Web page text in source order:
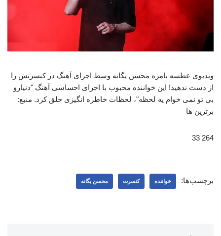
ویدیوی عطسه بامزه محسن یگانه وسط اجرای آهنگ در کنسرتش را
از دست ندهید! این خواننده محبوب با اجرای احساسی آهنگ "دنیارو
بی تو نمی خوام یه لحظه"، لحظات خاطره انگیزی خلق کرد. منبع:
برترین ها
264 33
برچسب‌ها: خواننده کنسرت محسن یگانه